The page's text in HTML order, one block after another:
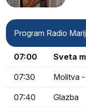
Program Radio
07:00 Sveta
07:30 Molitva
07:40 Glazba